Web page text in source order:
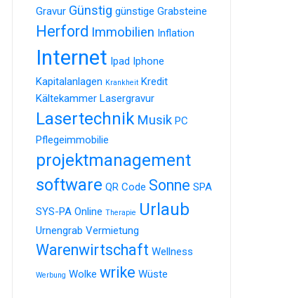
Gravur Günstig günstige Grabsteine
Herford Immobilien Inflation
Internet Ipad Iphone
Kapitalanlagen Krankheit Kredit
Kältekammer Lasergravur
Lasertechnik Musik PC
Pflegeimmobilie
projektmanagement
software QR Code Sonne SPA
SYS-PA Online Therapie Urlaub
Urnengrab Vermietung
Warenwirtschaft Wellness
Werbung Wolke wrike Wüste